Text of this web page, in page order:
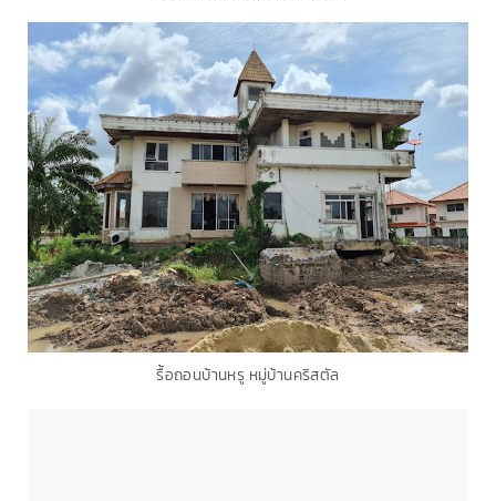
รื้อถอนบ้านหรู หมู่บ้านคริสตัล